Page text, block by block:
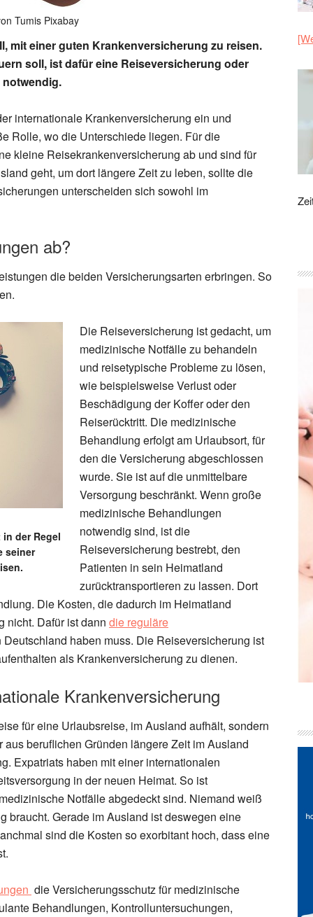
Tumis Pixabay
mit einer guten Krankenversicherung zu reisen.
soll, ist dafür eine Reiseversicherung oder
internationale Krankenversicherung ein und
Rolle, wo die Unterschiede liegen. Für die
kleine Reisekrankenversicherung ab und sind für
geht, um dort längere Zeit zu leben, sollte die
unterscheiden sich sowohl im
ab?
die beiden Versicherungsarten erbringen. So
der Regel
seiner
Die Reiseversicherung ist gedacht, um
medizinische Notfälle zu behandeln
und reisetypische Probleme zu lösen,
wie beispielsweise Verlust oder
Beschädigung der Koffer oder den
Reiserücktritt. Die medizinische
Behandlung erfolgt am Urlaubsort, für
den die Versicherung abgeschlossen
wurde. Sie ist auf die unmittelbare
Versorgung beschränkt. Wenn große
medizinische Behandlungen
notwendig sind, ist die
Reiseversicherung bestrebt, den
Patienten in sein Heimatland
zurücktransportieren zu lassen. Dort
Die Kosten, die dadurch im Heimatland
nicht. Dafür ist dann die reguläre
haben muss. Die Reiseversicherung ist
als Krankenversicherung zu dienen.
Krankenversicherung
für eine Urlaubsreise, im Ausland aufhält, sondern
beruflichen Gründen längere Zeit im Ausland
Expatriats haben mit einer internationalen
in der neuen Heimat. So ist
Notfälle abgedeckt sind. Niemand weiß
braucht. Gerade im Ausland ist deswegen eine
sind die Kosten so exorbitant hoch, dass eine
die Versicherungsschutz für medizinische
Behandlungen, Kontrolluntersuchungen,